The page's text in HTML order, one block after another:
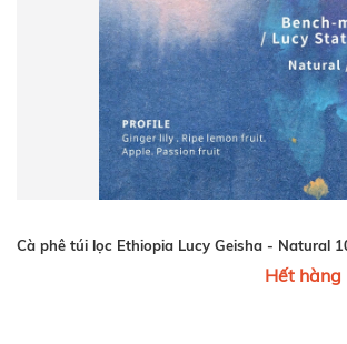
Cà phê túi lọc Ethiopia Lucy Geisha - Natural
Hết hàng